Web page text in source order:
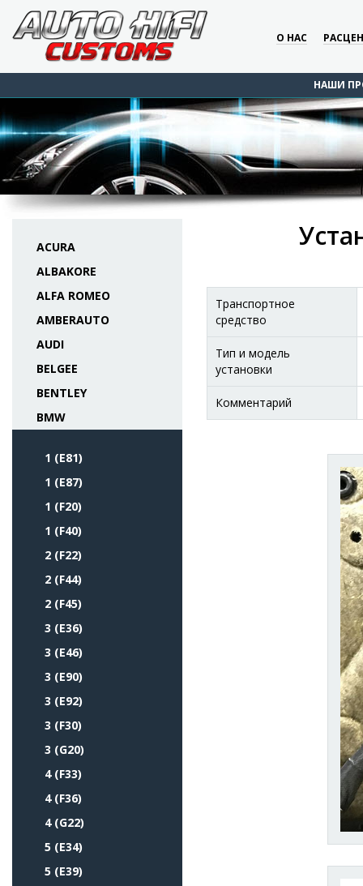
О НАС
НАШИ
ACURA
ALBAKORE
ALFA ROMEO
AMBERAUTO
AUDI
BELGEE
BENTLEY
BMW
1 (E81)
1 (E87)
1 (F20)
1 (F40)
2 (F22)
2 (F44)
2 (F45)
3 (E36)
3 (E46)
3 (E90)
3 (E92)
3 (F30)
3 (G20)
4 (F33)
4 (F36)
4 (G22)
5 (E34)
5 (E39)
Транспортное
средство
Тип и модель
установки
Комментарий